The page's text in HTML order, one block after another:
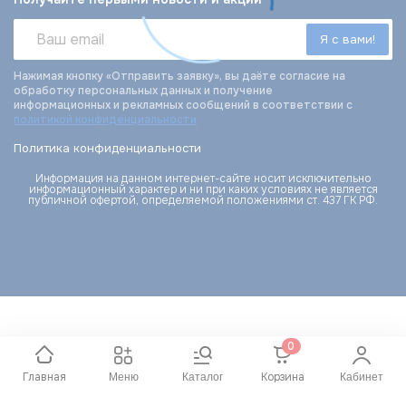
Нажимая кнопку «Отправить заявку», вы даёте согласие на
обработку персональных данных и получение
информационных и рекламных сообщений в соответствии с
политикой конфиденциальности
Политика конфиденциальности
Информация на данном интернет-сайте носит исключительно
информационный характер и ни при каких условиях не является
публичной офертой, определяемой положениями ст. 437 ГК РФ.
Главная Меню Каталог
0
Корзина Кабинет